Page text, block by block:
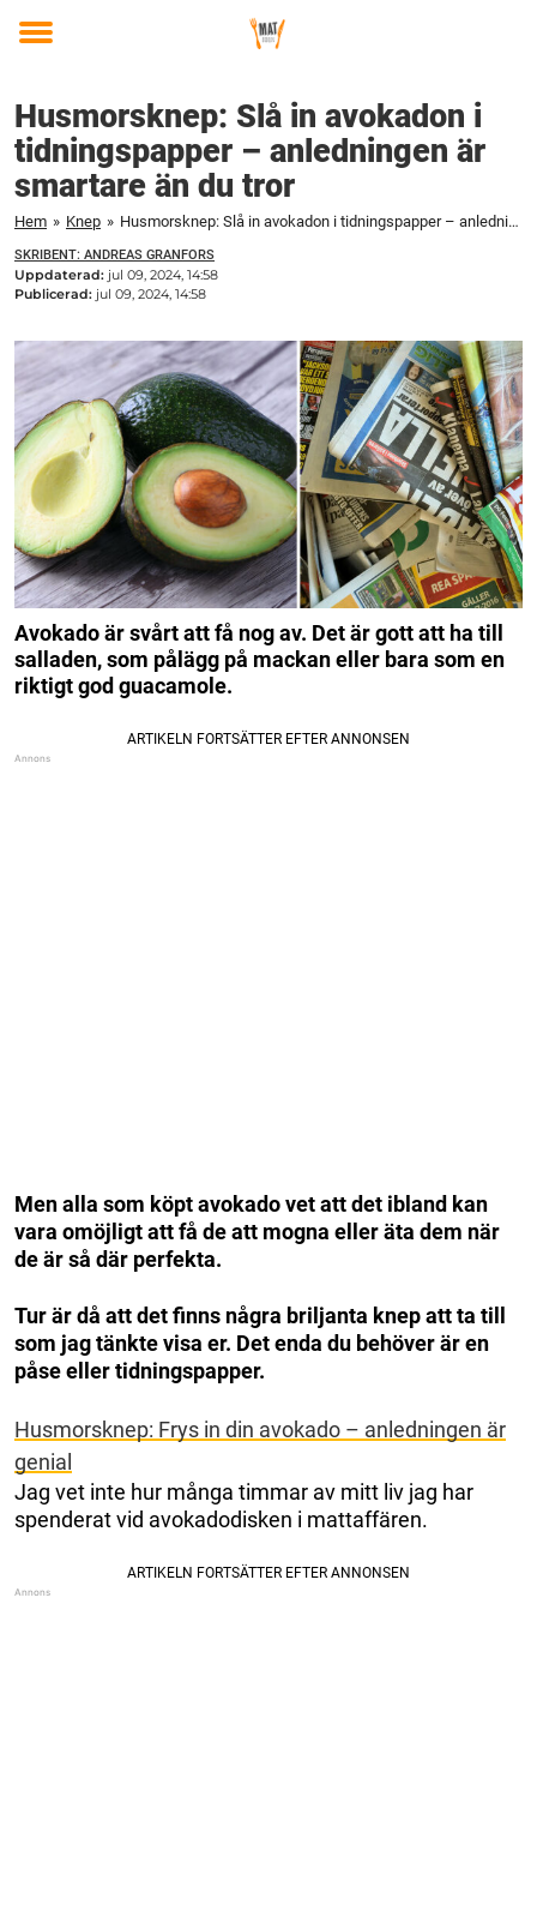
Toggle
Husmorsknep: Slå in avokadon i
tidningspapper – anledningen är
smartare än du tror
Hem » Knep » Husmorsknep: Slå in avokadon i tidningspapper – anledningen är smartare än du tror
SKRIBENT: ANDREAS GRANFORS
Uppdaterad: jul 09, 2024, 14:58
Publicerad: jul 09, 2024, 14:58
Avokado är svårt att få nog av. Det är gott att ha till
salladen, som pålägg på mackan eller bara som en
riktigt god guacamole.
Men alla som köpt avokado vet att det ibland kan
vara omöjligt att få de att mogna eller äta dem när
de är så där perfekta.
Tur är då att det finns några briljanta knep att ta till
som jag tänkte visa er. Det enda du behöver är en
påse eller tidningspapper.
Husmorsknep: Frys in din avokado – anledningen är
genial
Jag vet inte hur många timmar av mitt liv jag har
spenderat vid avokadodisken i mattaffären.